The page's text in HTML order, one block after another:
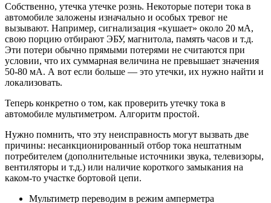
Собственно, утечка утечке рознь. Некоторые потери тока в
автомобиле заложены изначально и особых тревог не
вызывают. Например, сигнализация «кушает» около 20 мА,
свою порцию отбирают ЭБУ, магнитола, память часов и т.д.
Эти потери обычно прямыми потерями не считаются при
условии, что их суммарная величина не превышает значения
50-80 мА. А вот если больше — это утечки, их нужно найти и
локализовать.
Теперь конкретно о том, как проверить утечку тока в
автомобиле мультиметром. Алгоритм простой.
Нужно помнить, что эту неисправность могут вызвать две
причины: несанкционированный отбор тока нештатным
потребителем (дополнительные источники звука, телевизоры,
вентиляторы и т.д.) или наличие короткого замыкания на
каком-то участке бортовой цепи.
Мультиметр переводим в режим амперметра